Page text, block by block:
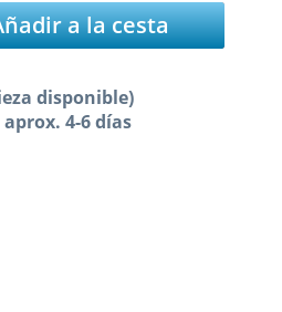
a la cesta
disponible)
4-6 días